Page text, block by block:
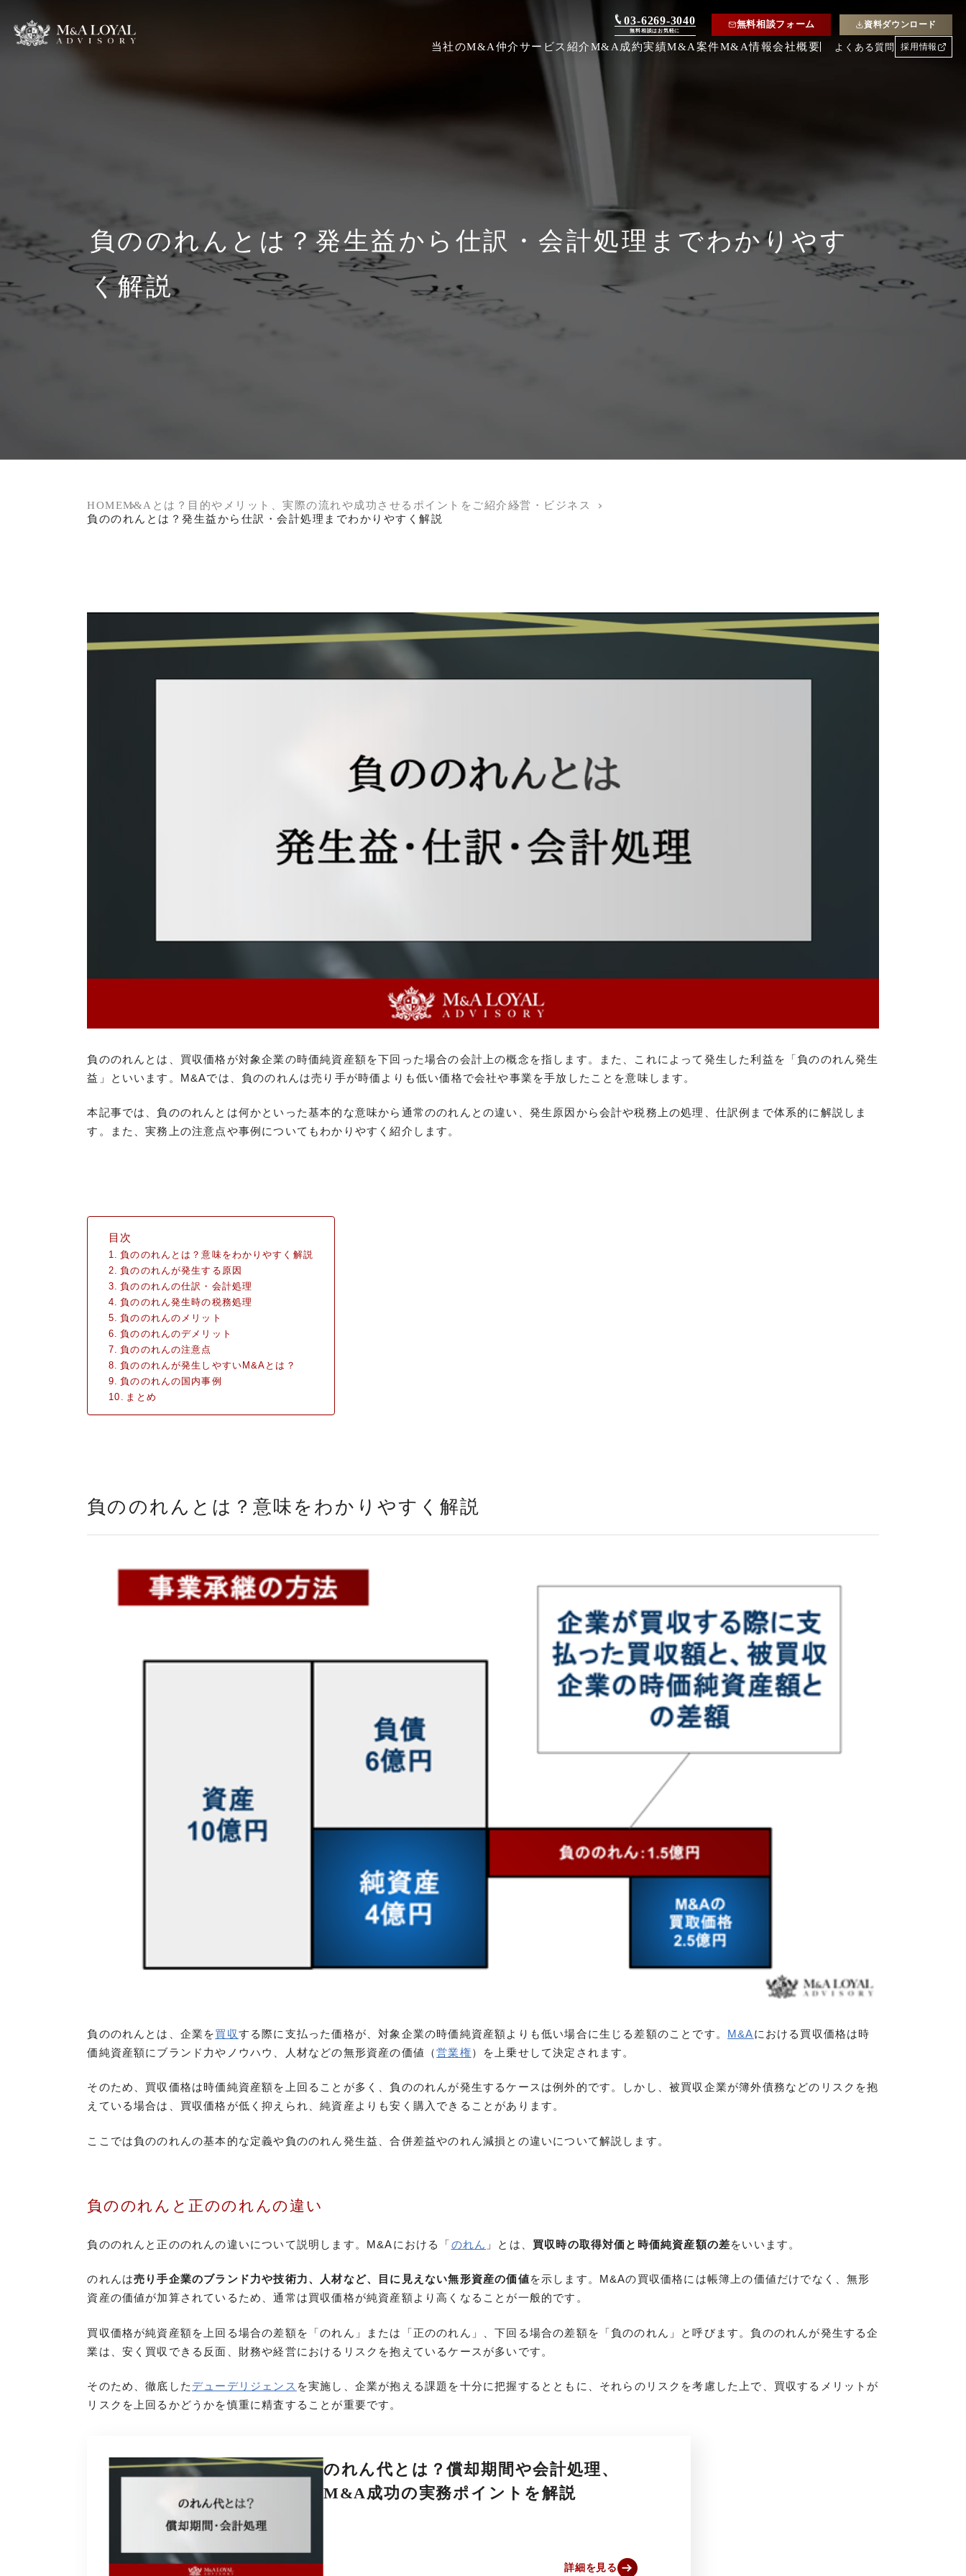
03-6269-3040
無料相談はお気軽に
無料相談フォーム 資料ダウンロード
当社のM&A仲介サービス紹介M&A成約実績M&A案件M&A情報会社概要 よくある質問 採用情報
負ののれんとは？発生益から仕訳・会計処理までわかりやす
く解説
HOMEM&Aとは？目的やメリット、実際の流れや成功させるポイントをご紹介経営・ビジネス
負ののれんとは？発生益から仕訳・会計処理までわかりやすく解説
負ののれんとは、買収価格が対象企業の時価純資産額を下回った場合の会計上の概念を指します。また、これによって発生した利益を「負ののれん発生
益」といいます。M&Aでは、負ののれんは売り手が時価よりも低い価格で会社や事業を手放したことを意味します。
本記事では、負ののれんとは何かといった基本的な意味から通常ののれんとの違い、発生原因から会計や税務上の処理、仕訳例まで体系的に解説しま
す。また、実務上の注意点や事例についてもわかりやすく紹介します。
目次
負ののれんとは？意味をわかりやすく解説
負ののれんが発生する原因
負ののれんの仕訳・会計処理
負ののれん発生時の税務処理
負ののれんのメリット
負ののれんのデメリット
負ののれんの注意点
負ののれんが発生しやすいM&Aとは？
負ののれんの国内事例
まとめ
負ののれんとは？意味をわかりやすく解説
負ののれんとは、企業を買収する際に支払った価格が、対象企業の時価純資産額よりも低い場合に生じる差額のことです。 M&Aにおける買収価格は時
価純資産額にブランド力やノウハウ、人材などの無形資産の価値（営業権）を上乗せして決定されます。
そのため、買収価格は時価純資産額を上回ることが多く、負ののれんが発生するケースは例外的です。しかし、被買収企業が簿外債務などのリスクを抱
えている場合は、買収価格が低く抑えられ、純資産よりも安く購入できることがあります。
ここでは負ののれんの基本的な定義や負ののれん発生益、合併差益やのれん減損との違いについて解説します。
負ののれんと正ののれんの違い
負ののれんと正ののれんの違いについて説明します。M&Aにおける「のれん 」とは、 買収時の取得対価と時価純資産額の差をいいます。
のれんは売り手企業のブランド力や技術力、人材など、目に見えない無形資産の価値を示します。M&Aの買収価格には帳簿上の価値だけでなく、無形
資産の価値が加算されているため、通常は買収価格が純資産額より高くなることが一般的です。
買収価格が純資産額を上回る場合の差額を「のれん」または「正ののれん」、下回る場合の差額を「負ののれん」と呼びます。負ののれんが発生する企
業は、安く買収できる反面、財務や経営におけるリスクを抱えているケースが多いです。
そのため、徹底した デューデリジェンス を実施し、企業が抱える課題を十分に把握するとともに、それらのリスクを考慮した上で、買収するメリットが
リスクを上回るかどうかを慎重に精査することが重要です。
のれん代とは？償却期間や会計処理、
M&A成功の実務ポイントを解説
詳細を見る